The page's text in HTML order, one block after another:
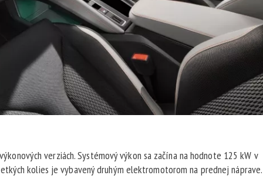
verziách. Systémový výkon sa začína na hodnote 125 kW v
kolies je vybavený druhým elektromotorom na prednej náprave.